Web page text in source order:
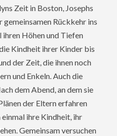
Zeit in Boston, Josephs
Rückkehr ins
ihren Höhen und Tiefen
Kindheit ihrer Kinder bis
der Zeit, die ihnen noch
und Enkeln. Auch die
dem Abend, an dem sie
der Eltern erfahren
einmal ihre Kindheit, ihr
Gemeinsam versuchen